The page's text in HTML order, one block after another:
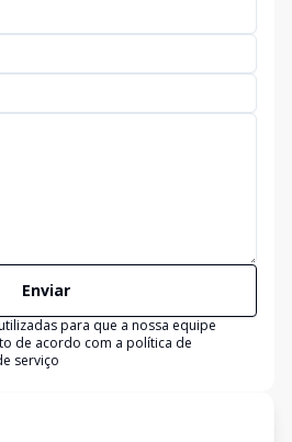
Enviar
para que a nossa equipe
de acordo com a política de
serviço